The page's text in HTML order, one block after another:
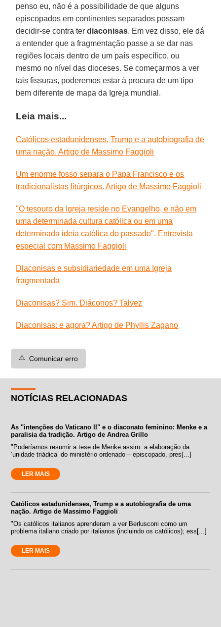
penso eu, não é a possibilidade de que alguns
episcopados em continentes separados possam
decidir-se contra terdiaconisas. Em vez disso, ele dá
a entender que a fragmentação passe a se dar nas
regiões locais dentro de um país específico, ou
mesmo no nível das dioceses. Se começarmos a ver
tais fissuras, poderemos estar à procura de um tipo
bem diferente de mapa da Igreja mundial.
Leia mais...
Católicos estadunidenses, Trump e a autobiografia de
uma nação. Artigo de Massimo Faggioli
Um enorme fosso separa o Papa Francisco e os
tradicionalistas litúrgicos. Artigo de Massimo Faggioli
"O tesouro da Igreja reside no Evangelho, e não em
uma determinada cultura católica ou em uma
determinada ideia católica do passado". Entrevista
especial com Massimo Faggioli
Diaconisas e subsidiariedade em uma Igreja
fragmentada
Diaconisas? Sim. Diáconos? Talvez
Diaconisas: e agora? Artigo de Phyllis Zagano
⚠️ Comunicar erro
NOTÍCIAS RELACIONADAS
As "intenções do Vaticano II" e o diaconato feminino: Menke e a
paralisia da tradição. Artigo de Andrea Grillo
"Poderíamos resumir a tese de Menke assim: a elaboração da
‘unidade triádica’ do ministério ordenado – episcopado, pres[...]
LER MAIS
Católicos estadunidenses, Trump e a autobiografia de uma
nação. Artigo de Massimo Faggioli
"Os católicos italianos aprenderam a ver Berlusconi como um
problema italiano criado por italianos (incluindo os católicos); ess[...]
LER MAIS